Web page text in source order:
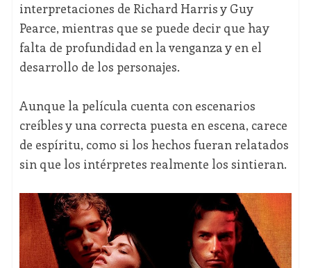
interpretaciones de Richard Harris y Guy
Pearce, mientras que se puede decir que hay
falta de profundidad en la venganza y en el
desarrollo de los personajes.
Aunque la película cuenta con escenarios
creíbles y una correcta puesta en escena, carece
de espíritu, como si los hechos fueran relatados
sin que los intérpretes realmente los sintieran.